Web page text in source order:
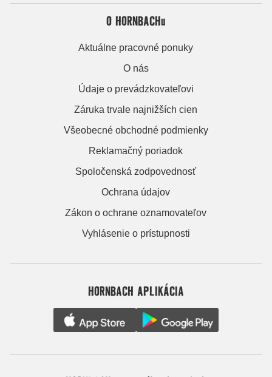
O HORNBACHu
Aktuálne pracovné ponuky
O nás
Údaje o prevádzkovateľovi
Záruka trvale najnižších cien
Všeobecné obchodné podmienky
Reklamačný poriadok
Spoločenská zodpovednosť
Ochrana údajov
Zákon o ochrane oznamovateľov
Vyhlásenie o prístupnosti
HORNBACH APLIKÁCIA